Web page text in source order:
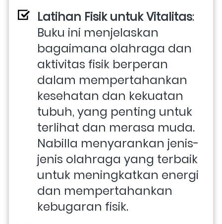
Latihan Fisik untuk Vitalitas:
Buku ini menjelaskan
bagaimana olahraga dan
aktivitas fisik berperan
dalam mempertahankan
kesehatan dan kekuatan
tubuh, yang penting untuk
terlihat dan merasa muda.
Nabilla menyarankan jenis-
jenis olahraga yang terbaik
untuk meningkatkan energi
dan mempertahankan
kebugaran fisik.